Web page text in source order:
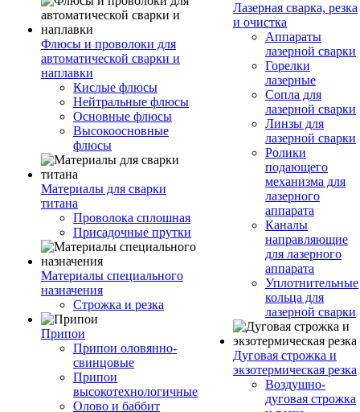
Флюсы и проволоки для
автоматической сварки и
наплавки
Кислые флюсы
Нейтральные флюсы
Основные флюсы
Высокоосновные
флюсы
Материалы для сварки
титана
Проволока сплошная
Присадочные прутки
Материалы специального
назначения
Строжка и резка
Припои
Припои оловянно-
свинцовые
Припои
высокотехнологичные
Олово и баббит
Лазерная сварка, резка
и очистка
Аппараты
лазерной сварки
Горелки
лазерные
Сопла для
лазерной сварки
Линзы для
лазерной сварки
Ролики
подающего
механизма для
лазерного
аппарата
Каналы
направляющие
для лазерного
аппарата
Уплотнительные
кольца для
лазерной сварки
Дуговая строжка и
экзотермическая резка
Воздушно-
дуговая строжка